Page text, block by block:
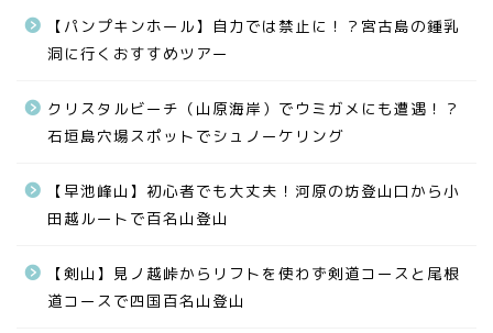
【パンプキンホール】自力では禁止に！？宮古島の鍾乳
洞に行くおすすめツアー
クリスタルビーチ（山原海岸）でウミガメにも遭遇！？
石垣島穴場スポットでシュノーケリング
【早池峰山】初心者でも大丈夫！河原の坊登山口から小
田越ルートで百名山登山
【剣山】見ノ越峠からリフトを使わず剣道コースと尾根
道コースで四国百名山登山